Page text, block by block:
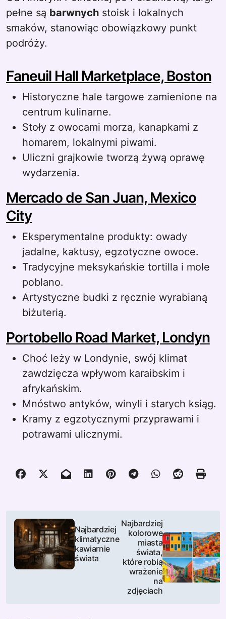
pełne są barwnych stoisk i lokalnych
smaków, stanowiąc obowiązkowy punkt
podróży.
Faneuil Hall Marketplace, Boston
Historyczne hale targowe zamienione na
centrum kulinarne.
Stoły z owocami morza, kanapkami z
homarem, lokalnymi piwami.
Uliczni grajkowie tworzą żywą oprawę
wydarzenia.
Mercado de San Juan, Mexico
City
Eksperymentalne produkty: owady
jadalne, kaktusy, egzotyczne owoce.
Tradycyjne meksykańskie tortilla i mole
poblano.
Artystyczne budki z ręcznie wyrabianą
biżuterią.
Portobello Road Market, Londyn
Choć leży w Londynie, swój klimat
zawdzięcza wpływom karaibskim i
afrykańskim.
Mnóstwo antyków, winyli i starych ksiąg.
Kramy z egzotycznymi przyprawami i
potrawami ulicznymi.
N
w
Najbardziej
klimatyczne
kawiarnie
świata
Najbardziej
kolorowe
miasta
świata,
które robią
wrażenie
na
zdjęciach